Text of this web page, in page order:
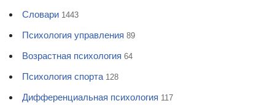
Словари 1443
Психология управления 89
Возрастная психология 64
Психология спорта 128
Дифференциальная психология 117